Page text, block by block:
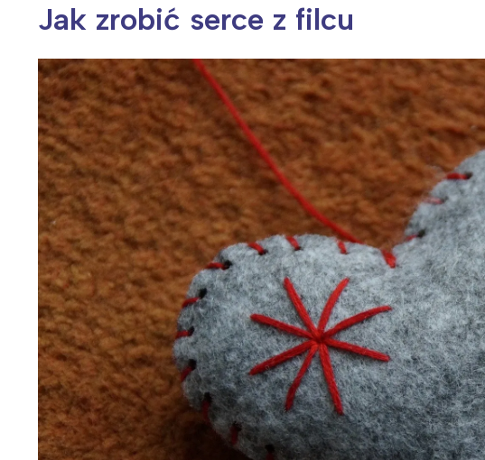
Wiosenny koncert ptaków na płocie Kwitnąca wiśnia i jej płatki
Jak zrobić serce z filcu